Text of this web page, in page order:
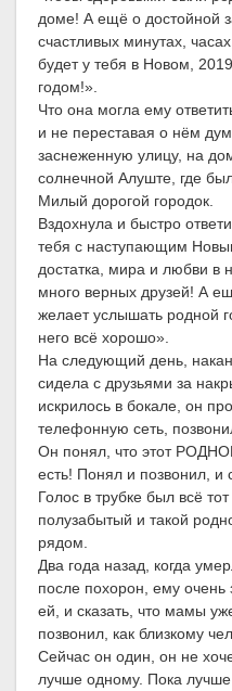
доме! А ещё о достойной
счастливых минутах,
будет у тебя в Новом,
годом!».
Что она могла ему
и не переставая о нём
заснеженную улицу, на
солнечной Алуште, где
Милый дорогой городок.
Вздохнула и быстро
тебя с наступающим
достатка, мира и любви в
много верных друзей! А
желает услышать родной
него всё хорошо».
На следующий день,
сидела с друзьями за
искрилось в бокале, он
телефонную сеть,
Он понял, что этот
есть! Понял и позвонил, и
Голос в трубке был всё
полузабытый и такой
рядом.
Два года назад, когда
после похорон, ему очень
ей, и сказать, что мамы
позвонил, как близкому
Сейчас он один, он не
лучше одному. Пока